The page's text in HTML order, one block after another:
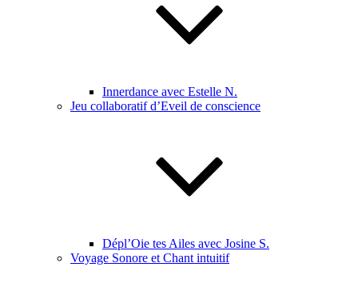
Innerdance avec Estelle N.
Jeu collaboratif d’Eveil de conscience
Dépl’Oie tes Ailes avec Josine S.
Voyage Sonore et Chant intuitif